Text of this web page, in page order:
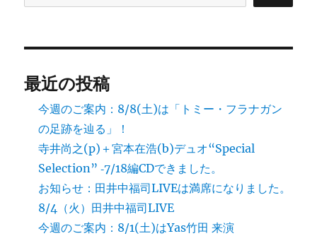
最近の投稿
今週のご案内：8/8(土)は「トミー・フラナガン
の足跡を辿る」！
寺井尚之(p)＋宮本在浩(b)デュオ“Special
Selection” ‐7/18編CDできました。
お知らせ：田井中福司LIVEは満席になりました。
8/4（火）田井中福司LIVE
今週のご案内：8/1(土)はYas竹田 来演